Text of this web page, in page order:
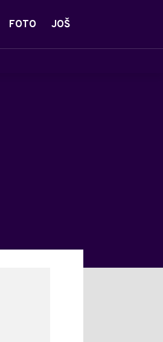
FOTO JOŠ